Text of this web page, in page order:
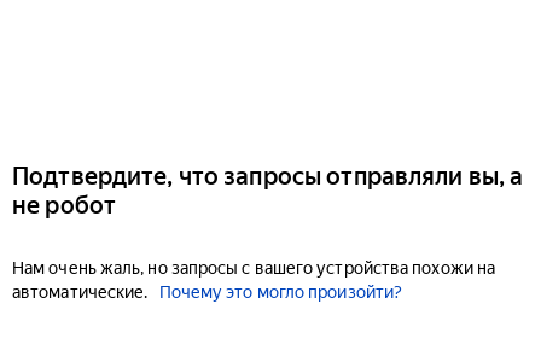
Подтвердите, что запросы отправляли вы, а
не робот
Нам очень жаль, но запросы с вашего устройства похожи на
автоматические.
Почему это могло произойти?